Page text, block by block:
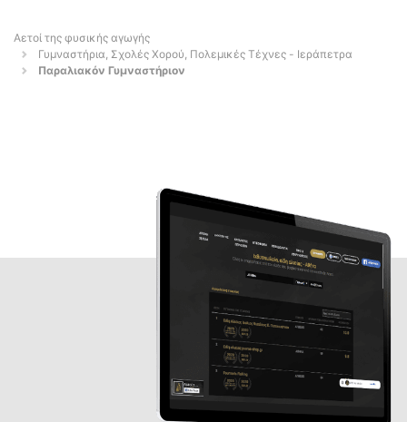
Αετοί της φυσικής αγωγής
Γυμναστήρια, Σχολές Χορού, Πολεμικές Τέχνες - Ιεράπετρα
Παραλιακόν Γυμναστήριον